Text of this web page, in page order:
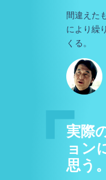
間違えた
により繰
くる。
実際
ョン
思う。